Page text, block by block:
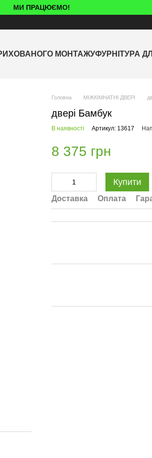
МИ ПРАЦЮЄМО!
МОНТАЖУФУРНІТУРА
Головна МІЖКІМНАТНІ ДВЕРІ
двері Бамбук
В наявності Артикул: 13617
8 375 грн
Купити
Доставка Оплата